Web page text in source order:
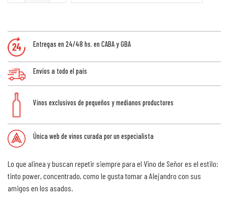
Entregas en 24/48 hs. en CABA y GBA
Envíos a todo el país
Vinos exclusivos de pequeños y medianos productores
Única web de vinos curada por un especialista
Lo que alinea y buscan repetir siempre para el Vino de Señor es el estilo:
tinto power, concentrado, como le gusta tomar a Alejandro con sus
amigos en los asados.